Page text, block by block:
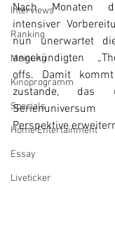
Interviews
Ranking
Meinung
Kinoprogramm
Specials
Home Entertainment
Essay
Liveticker
Nach Monaten
intensiver
nun unerwartet
angekündigten
offs. Damit
zustande, das
Perspektive